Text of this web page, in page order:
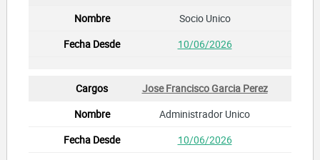
Socio Unico
10/06/2026
Jose Francisco Garcia Perez
Administrador Unico
10/06/2026